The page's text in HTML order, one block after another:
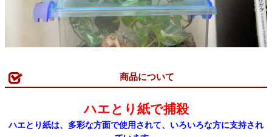
商品について
ハエとり紙で捕殺
ハエとり紙は、多彩な方面で使用されて、いろいろな方に支持され